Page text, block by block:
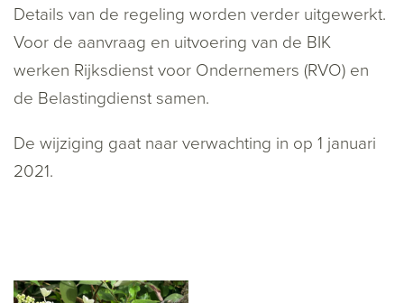
Details van de regeling worden verder uitgewerkt.
Voor de aanvraag en uitvoering van de BIK
werken Rijksdienst voor Ondernemers (RVO) en
de Belastingdienst samen.
De wijziging gaat naar verwachting in op 1 januari
2021.